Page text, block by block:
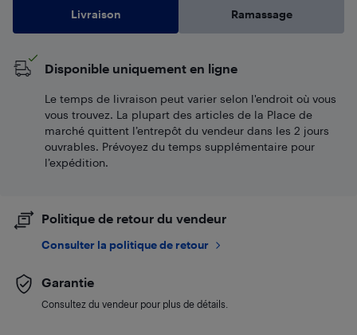
Livraison Ramassage
Disponible uniquement en ligne
Le temps de livraison peut varier selon l'endroit où vous
vous trouvez. La plupart des articles de la Place de
marché quittent l’entrepôt du vendeur dans les 2 jours
ouvrables. Prévoyez du temps supplémentaire pour
l’expédition.
Politique de retour du vendeur
Consulter la politique de retour
Garantie
Consultez du vendeur pour plus de détails.